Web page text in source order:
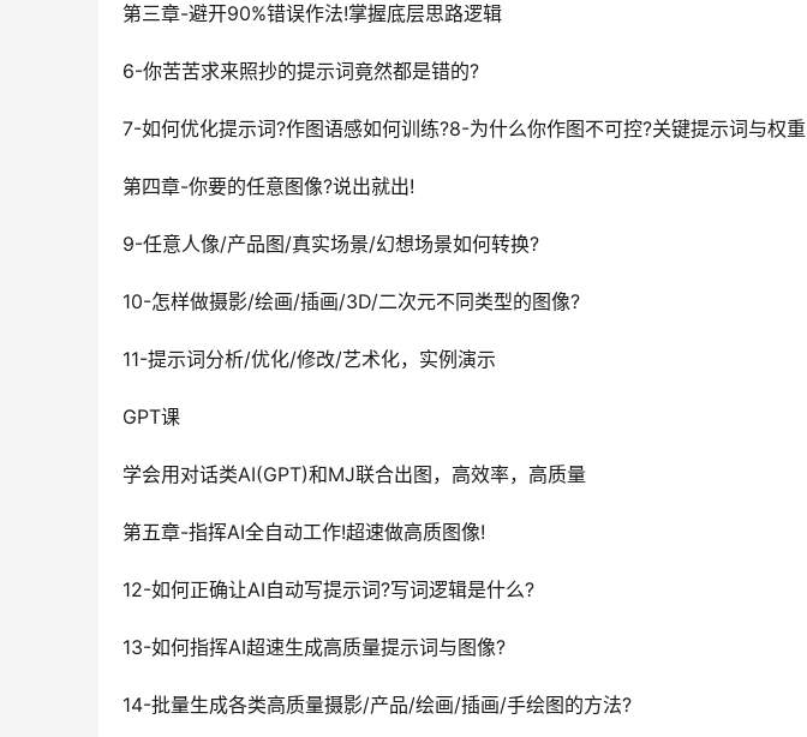
第三章-避开90%错误作法!掌握底层思路逻辑
6-你苦苦求来照抄的提示词竟然都是错的?
7-如何优化提示词?作图语感如何训练?8-为什么你作图不可控?关键提示词与权重
第四章-你要的任意图像?说出就出!
9-任意人像/产品图/真实场景/幻想场景如何转换?
10-怎样做摄影/绘画/插画/3D/二次元不同类型的图像?
11-提示词分析/优化/修改/艺术化，实例演示
GPT课
学会用对话类AI(GPT)和MJ联合出图，高效率，高质量
第五章-指挥AI全自动工作!超速做高质图像!
12-如何正确让AI自动写提示词?写词逻辑是什么?
13-如何指挥AI超速生成高质量提示词与图像?
14-批量生成各类高质量摄影/产品/绘画/插画/手绘图的方法?